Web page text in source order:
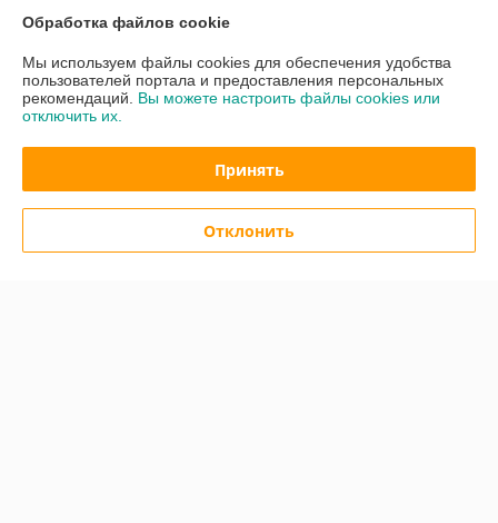
Доставка и оплата
Полная версия сайта
Обработка файлов cookie
Мы используем файлы cookies для обеспечения удобства
пользователей портала и предоставления персональных
рекомендаций. Вы можете настроить файлы cookies или
отключить их.
Принять
Отклонить